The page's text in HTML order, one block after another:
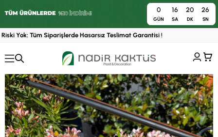
0
GÜN
16
SA
20
DK
25
SN
Yok: Tüm Siparişlerde Hasarsız Teslimat Garantisi !